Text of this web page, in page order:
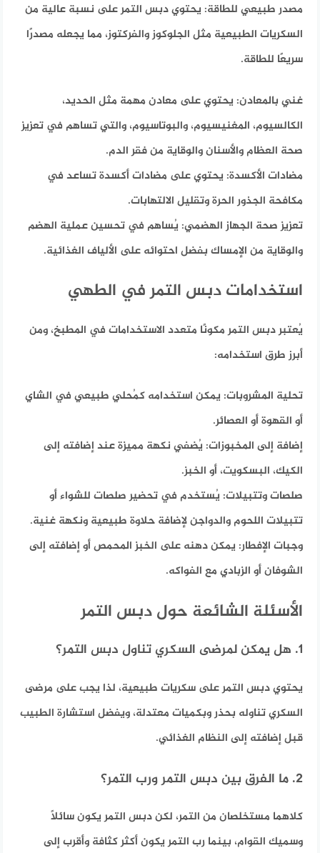
مصدر طبيعي للطاقة: يحتوي دبس التمر على نسبة عالية من
السكريات الطبيعية مثل الجلوكوز والفركتوز، مما يجعله مصدرًا
سريعًا للطاقة.​
غني بالمعادن: يحتوي على معادن مهمة مثل الحديد،
الكالسيوم، المغنيسيوم، والبوتاسيوم، والتي تساهم في تعزيز
صحة العظام والأسنان والوقاية من فقر الدم.​
مضادات الأكسدة: يحتوي على مضادات أكسدة تساعد في
مكافحة الجذور الحرة وتقليل الالتهابات.​
تعزيز صحة الجهاز الهضمي: يُساهم في تحسين عملية الهضم
والوقاية من الإمساك بفضل احتوائه على الألياف الغذائية.​
استخدامات دبس التمر في الطهي
يُعتبر دبس التمر مكونًا متعدد الاستخدامات في المطبخ،ومن
أبرز طرق استخدامه:​
تحلية المشروبات: يمكن استخدامه كمُحلي طبيعي في الشاي
أو القهوة أو العصائر.​
إضافة إلى المخبوزات: يُضفي نكهة مميزة عند إضافته إلى
الكيك، البسكويت، أو الخبز.​
صلصات وتتبيلات: يُستخدم في تحضير صلصات للشواء أو
تتبيلات اللحوم والدواجن لإضافة حلاوة طبيعية ونكهة غنية.​
وجبات الإفطار: يمكن دهنه على الخبز المحمص أو إضافته إلى
الشوفان أو الزبادي مع الفواكه.​
الأسئلة الشائعة حول دبس التمر
1. هل يمكن لمرضى السكري تناول دبس التمر؟
يحتوي دبس التمر على سكريات طبيعية، لذا يجب على مرضى
السكري تناوله بحذر وبكميات معتدلة، ويفضل استشارة الطبيب
قبل إضافته إلى النظام الغذائي.​
2. ما الفرق بين دبس التمر ورب التمر؟
كلاهما مستخلصان من التمر، لكن دبس التمر يكون سائلاً
وسميك القوام، بينما رب التمر يكون أكثر كثافة وأقرب إلى